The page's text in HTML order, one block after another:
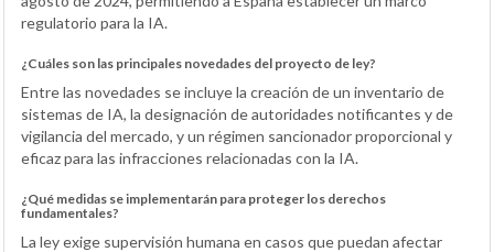
regulatorio para la IA.
¿Cuáles son las principales novedades del proyecto de ley?
Entre las novedades se incluye la creación de un inventario de
sistemas de IA, la designación de autoridades notificantes y de
vigilancia del mercado, y un régimen sancionador proporcional y
eficaz para las infracciones relacionadas con la IA.
¿Qué medidas se implementarán para proteger los derechos
fundamentales?
La ley exige supervisión humana en casos que puedan afectar